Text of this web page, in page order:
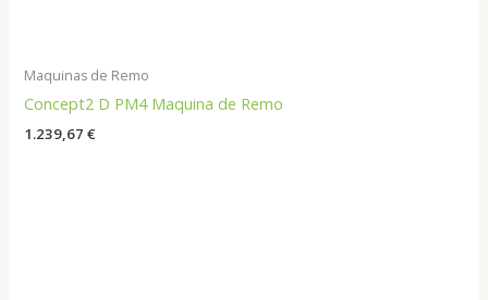
Maquinas de Remo
Concept2 D PM4 Maquina de Remo
1.239,67€